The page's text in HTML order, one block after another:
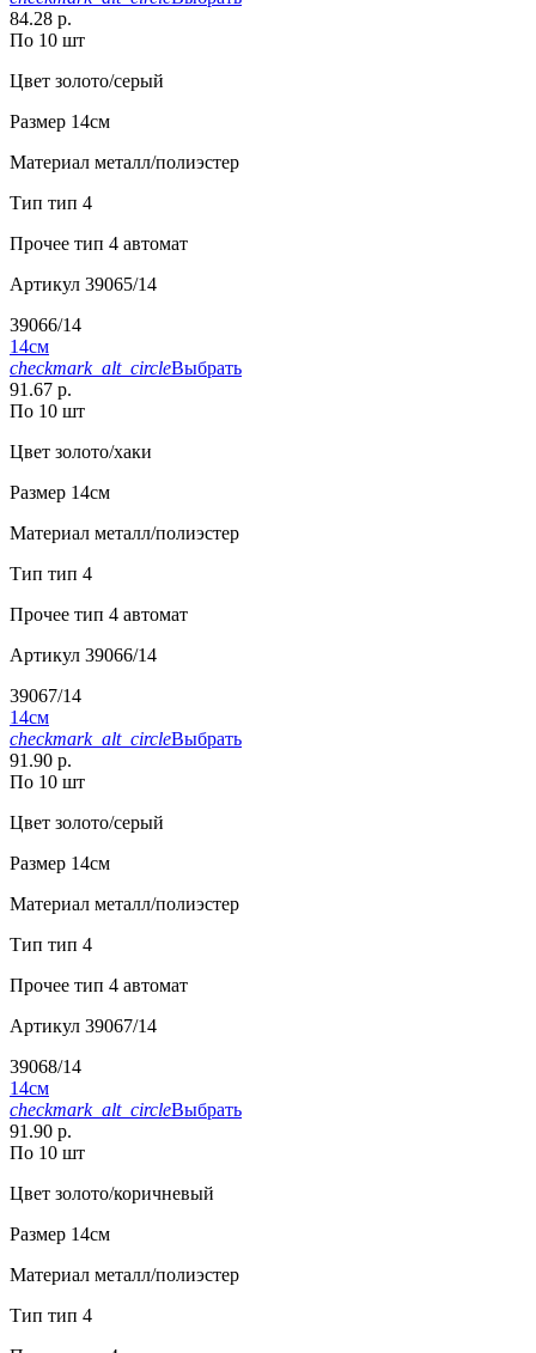
84.28 р.
По 10 шт
Цвет золото/серый
Размер 14см
Материал металл/полиэстер
Тип тип 4
Прочее тип 4 автомат
Артикул 39065/14
39066/14
14см
checkmark_alt_circleВыбрать
91.67 р.
По 10 шт
Цвет золото/хаки
Размер 14см
Материал металл/полиэстер
Тип тип 4
Прочее тип 4 автомат
Артикул 39066/14
39067/14
14см
checkmark_alt_circleВыбрать
91.90 р.
По 10 шт
Цвет золото/серый
Размер 14см
Материал металл/полиэстер
Тип тип 4
Прочее тип 4 автомат
Артикул 39067/14
39068/14
14см
checkmark_alt_circleВыбрать
91.90 р.
По 10 шт
Цвет золото/коричневый
Размер 14см
Материал металл/полиэстер
Тип тип 4